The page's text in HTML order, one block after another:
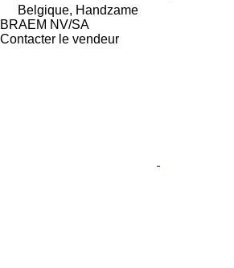
Belgique, Handzame
BRAEM NV/SA
Contacter le vendeur